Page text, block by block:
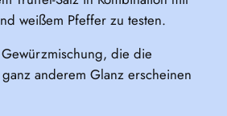
weißem Pfeffer zu testen.
die die
ganz anderem Glanz erscheinen